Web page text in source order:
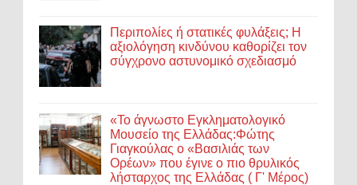
Περιπολίες ή στατικές φυλάξεις; Η
αξιολόγηση κινδύνου καθορίζει τον
σύγχρονο αστυνομικό σχεδιασμό
«Το άγνωστο Εγκληματολογικό
Μουσείο της Ελλάδας:Φώτης
Γιαγκούλας ο «Βασιλιάς των
Ορέων» που έγινε ο πιο θρυλικός
λήσταρχος της Ελλάδας ( Γ' Μέρος)